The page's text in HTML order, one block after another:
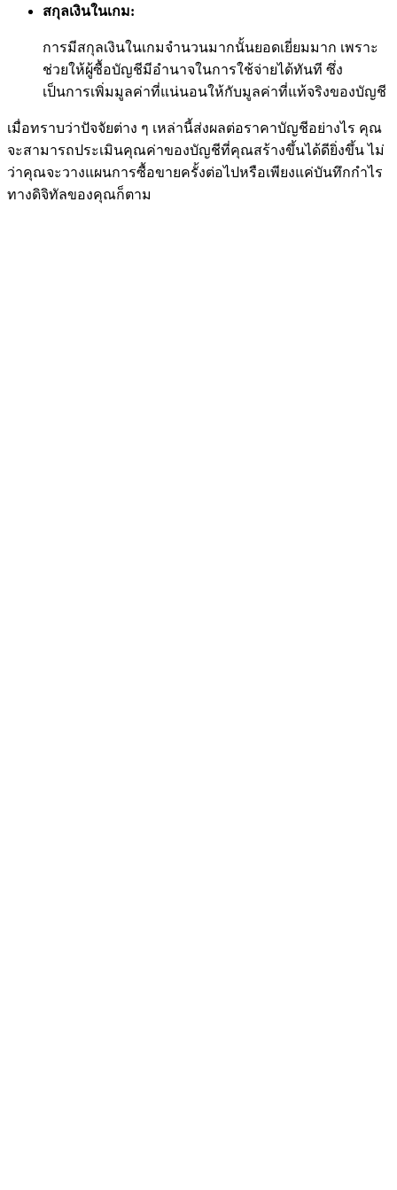
สกุลเงินในเกม:
การมีสกุลเงินในเกมจำนวนมากนั้นยอดเยี่ยมมาก เพราะ
ช่วยให้ผู้ซื้อบัญชีมีอำนาจในการใช้จ่ายได้ทันที ซึ่ง
เป็นการเพิ่มมูลค่าที่แน่นอนให้กับมูลค่าที่แท้จริงของบัญชี
เมื่อทราบว่าปัจจัยต่าง ๆ เหล่านี้ส่งผลต่อราคาบัญชีอย่างไร คุณ
จะสามารถประเมินคุณค่าของบัญชีที่คุณสร้างขึ้นได้ดียิ่งขึ้น ไม่
ว่าคุณจะวางแผนการซื้อขายครั้งต่อไปหรือเพียงแค่บันทึกกำไร
ทางดิจิทัลของคุณก็ตาม